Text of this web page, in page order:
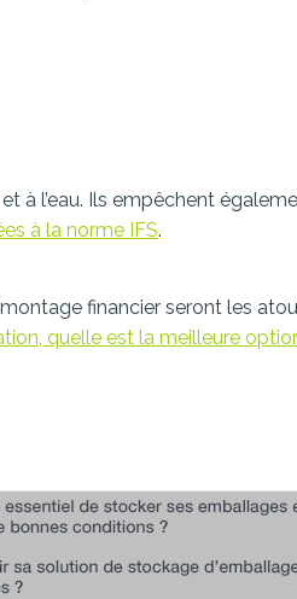
l’eau. Ils empêchent
à la norme IFS.
financier seront les
quelle est la meilleure